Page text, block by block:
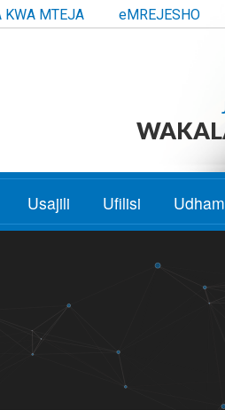
KWA MTEJA eMREJESHO
Usajili Ufilisi